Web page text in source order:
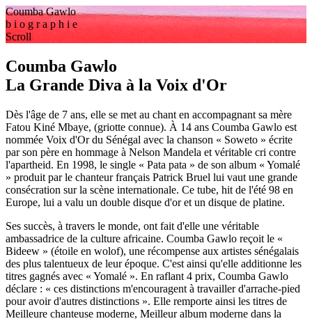
Coumba Gawlo
b i o g r a p h i e
Scroll
Coumba Gawlo
La Grande Diva à la Voix d'Or
Dès l'âge de 7 ans, elle se met au chant en accompagnant sa mère
Fatou Kiné Mbaye, (griotte connue). À 14 ans Coumba Gawlo est
nommée Voix d'Or du Sénégal avec la chanson « Soweto » écrite
par son père en hommage à Nelson Mandela et véritable cri contre
l'apartheid. En 1998, le single « Pata pata » de son album « Yomalé
» produit par le chanteur français Patrick Bruel lui vaut une grande
consécration sur la scène internationale. Ce tube, hit de l'été 98 en
Europe, lui a valu un double disque d'or et un disque de platine.
Ses succès, à travers le monde, ont fait d'elle une véritable
ambassadrice de la culture africaine. Coumba Gawlo reçoit le «
Bideew » (étoile en wolof), une récompense aux artistes sénégalais
des plus talentueux de leur époque. C'est ainsi qu'elle additionne les
titres gagnés avec « Yomalé ». En raflant 4 prix, Coumba Gawlo
déclare : « ces distinctions m'encouragent à travailler d'arrache-pied
pour avoir d'autres distinctions ». Elle remporte ainsi les titres de
Meilleure chanteuse moderne, Meilleur album moderne dans la